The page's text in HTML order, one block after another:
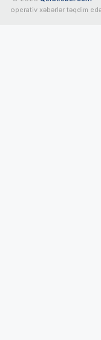
operativ xəbərlər təqdim